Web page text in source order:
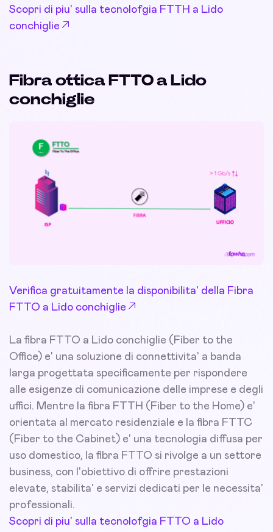
Scopri di piu' sulla tecnolofgia FTTH a Lido
conchiglie
Fibra ottica FTTO a Lido
conchiglie
Verifica gratuitamente la disponibilita' della Fibra
FTTO a Lido conchiglie
La fibra FTTO a Lido conchiglie (Fiber to the
Office) e' una soluzione di connettivita' a banda
larga progettata specificamente per rispondere
alle esigenze di comunicazione delle imprese e degli
uffici. Mentre la fibra FTTH (Fiber to the Home) e'
orientata al mercato residenziale e la fibra FTTC
(Fiber to the Cabinet) e' una tecnologia diffusa per
uso domestico, la fibra FTTO si rivolge a un settore
business, con l'obiettivo di offrire prestazioni
elevate, stabilita' e servizi dedicati per le necessita'
professionali.
Scopri di piu' sulla tecnolofgia FTTO a Lido